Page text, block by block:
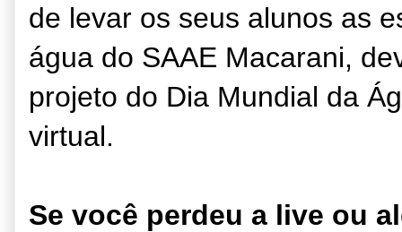
de levar os seus alunos as
água do SAAE Macarani,
projeto do Dia Mundial da
virtual.
Se você perdeu a live ou